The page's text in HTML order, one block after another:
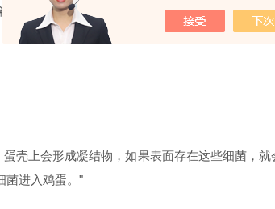
温度计来确保达到并维持该温度，特别是对于具
壳上会形成凝结物，如果表面存在这些细菌，
进入鸡蛋。 "